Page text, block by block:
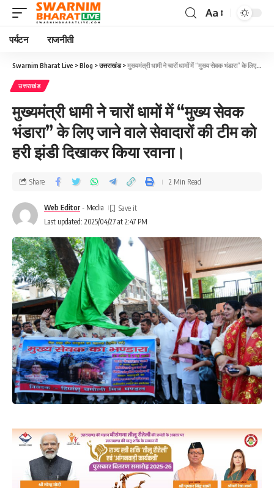
Aa
पर्यटन राजनीती
Swarnim Bharat Live >Blog >उत्तराखंड>मुख्यमंत्री धामी ने चारों धामों में “मुख्य सेवक भंडारा” के लिए जाने वाले सेवादारों की टीम को हरी झंडी दिखाकर किया रवाना।
उत्तराखंड
मुख्यमंत्री धामी ने चारों धामों में “मुख्य सेवक
भंडारा” के लिए जाने वाले सेवादारों की टीम को
हरी झंडी दिखाकर किया रवाना।
Last updated: 2025/04/27 at 2:47 PM
Web Editor - Media
Share 2 Min Read